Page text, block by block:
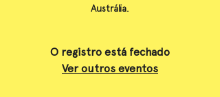
Austrália.
O registro está fechado
Ver outros eventos